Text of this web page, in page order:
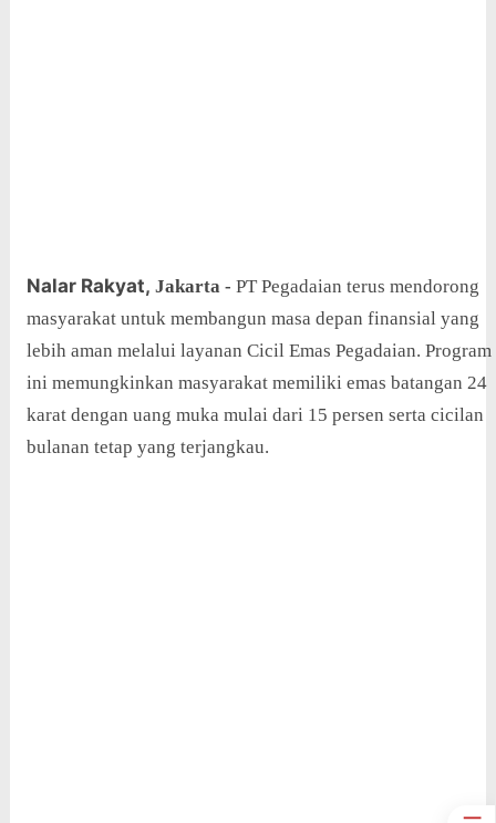
Nalar Rakyat, Jakarta- PT Pegadaian terus mendorong
masyarakat untuk membangun masa depan finansial yang
lebih aman melalui layanan Cicil Emas Pegadaian. Program
ini memungkinkan masyarakat memiliki emas batangan 24
karat dengan uang muka mulai dari 15 persen serta cicilan
bulanan tetap yang terjangkau.